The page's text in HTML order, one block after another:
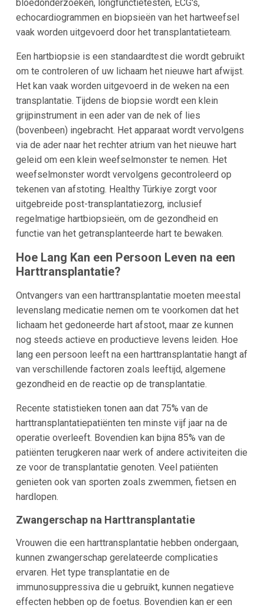
bloedonderzoeken, longfunctietesten, ECG's,
echocardiogrammen en biopsieën van het hartweefsel
vaak worden uitgevoerd door het transplantatieteam.
Een hartbiopsie is een standaardtest die wordt gebruikt
om te controleren of uw lichaam het nieuwe hart afwijst.
Het kan vaak worden uitgevoerd in de weken na een
transplantatie. Tijdens de biopsie wordt een klein
grijpinstrument in een ader van de nek of lies
(bovenbeen) ingebracht. Het apparaat wordt vervolgens
via de ader naar het rechter atrium van het nieuwe hart
geleid om een klein weefselmonster te nemen. Het
weefselmonster wordt vervolgens gecontroleerd op
tekenen van afstoting. Healthy Türkiye zorgt voor
uitgebreide post-transplantatiezorg, inclusief
regelmatige hartbiopsieën, om de gezondheid en
functie van het getransplanteerde hart te bewaken.
Hoe Lang Kan een Persoon Leven na een
Harttransplantatie?
Ontvangers van een harttransplantatie moeten meestal
levenslang medicatie nemen om te voorkomen dat het
lichaam het gedoneerde hart afstoot, maar ze kunnen
nog steeds actieve en productieve levens leiden. Hoe
lang een persoon leeft na een harttransplantatie hangt af
van verschillende factoren zoals leeftijd, algemene
gezondheid en de reactie op de transplantatie.
Recente statistieken tonen aan dat 75% van de
harttransplantatiepatiënten ten minste vijf jaar na de
operatie overleeft. Bovendien kan bijna 85% van de
patiënten terugkeren naar werk of andere activiteiten die
ze voor de transplantatie genoten. Veel patiënten
genieten ook van sporten zoals zwemmen, fietsen en
hardlopen.
Zwangerschap na Harttransplantatie
Vrouwen die een harttransplantatie hebben ondergaan,
kunnen zwangerschap gerelateerde complicaties
ervaren. Het type transplantatie en de
immunosuppressiva die u gebruikt, kunnen negatieve
effecten hebben op de foetus. Bovendien kan er een